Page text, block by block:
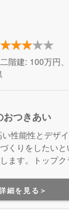
二階建: 100万円
おつきあい
い性能性とデザ
くりをしたい
ます。トップ
。さらには、多
カーの中でも特
客様も安心し
細を見る＞